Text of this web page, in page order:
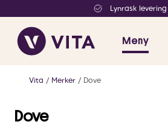
Lynrask levering
Meny
Vita Merker Dove
Dove